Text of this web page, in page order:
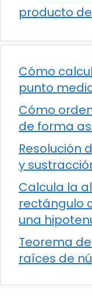
producto
Cómo
punto
Cómo
de forma
Resolución
y
Calcula la
rectángulo
una
Teorema
raíces de